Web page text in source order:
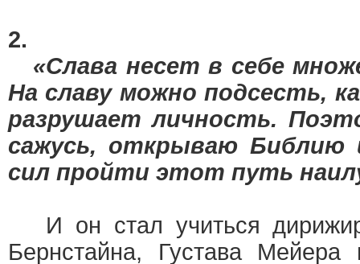
2.
«Слава несет в себе
На славу можно подсесть,
разрушает личность.
сажусь, открываю
сил пройти этот путь
И он стал учиться
Бернстайна, Густава